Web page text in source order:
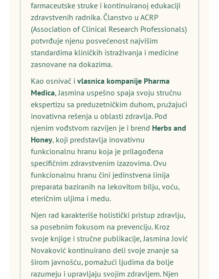
farmaceutske struke i kontinuiranoj edukaciji
zdravstvenih radnika. Članstvo u ACRP
(Association of Clinical Research Professionals)
potvrđuje njenu posvećenost najvišim
standardima kliničkih istraživanja i medicine
zasnovane na dokazima.
Kao osnivač i vlasnica kompanije Pharma
Medica, Jasmina uspešno spaja svoju stručnu
ekspertizu sa preduzetničkim duhom, pružajući
inovativna rešenja u oblasti zdravlja. Pod
njenim vođstvom razvijen je i brend Herbs and
Honey, koji predstavlja inovativnu
funkcionalnu hranu koja je prilagođena
specifičnim zdravstvenim izazovima. Ovu
funkcionalnu hranu čini jedinstvena linija
preparata baziranih na lekovitom bilju, voću,
eteričnim uljima i medu.
Njen rad karakteriše holistički pristup zdravlju,
sa posebnim fokusom na prevenciju. Kroz
svoje knjige i stručne publikacije, Jasmina Jović
Novaković kontinuirano deli svoje znanje sa
širom javnošću, pomažući ljudima da bolje
razumeju i upravljaju svojim zdravljem. Njen